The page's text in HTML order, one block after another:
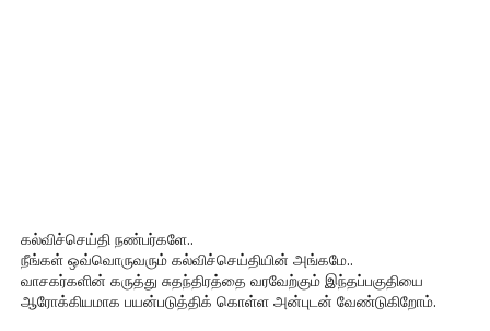
கல்விச்செய்தி நண்பர்களே..
நீங்கள் ஒவ்வொருவரும் கல்விச்செய்தியின் அங்கமே..
வாசகர்களின் கருத்து சுதந்திரத்தை வரவேற்கும் இந்தப்பகுதியை
ஆரோக்கியமாக பயன்படுத்திக் கொள்ள அன்புடன் வேண்டுகிறோம்.